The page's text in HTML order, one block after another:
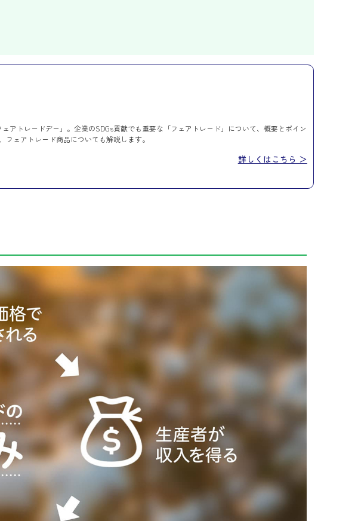
アトレードデー」。企業のSDGs貢献でも重要な「フェアトレード」について、概要とポイン
フェアトレード商品についても解説します。
詳しくはこちら ＞